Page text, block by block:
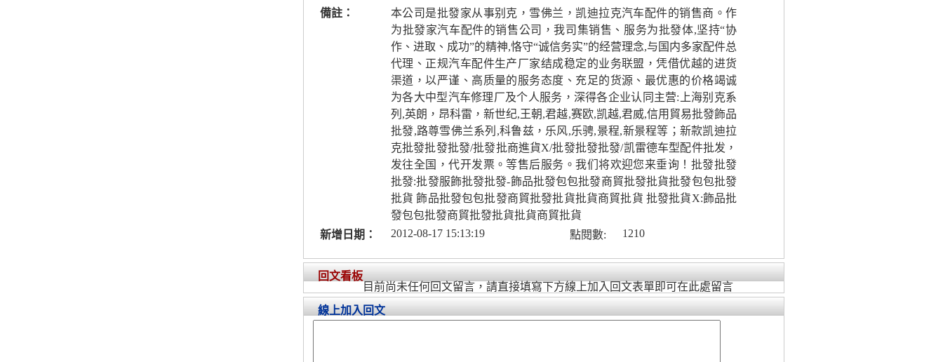
備註：
本公司是批發家从事别克，雪佛兰，凯迪拉克汽车配件的销售商。作
为批發家汽车配件的销售公司，我司集销售、服务为批發体,坚持“协
作、进取、成功”的精神,恪守“诚信务实”的经营理念,与国内多家配件总
代理、正规汽车配件生产厂家结成稳定的业务联盟，凭借优越的进货
渠道，以严谨、高质量的服务态度、充足的货源、最优惠的价格竭诚
为各大中型汽车修理厂及个人服务，深得各企业认同主营:上海别克系
列,英朗，昂科雷，新世纪,王朝,君越,赛欧,凯越,君威,信用貿易批發飾品
批發,路尊雪佛兰系列,科鲁兹，乐风,乐骋,景程,新景程等；新款凯迪拉
克批發批發批發/批發批商進貨X/批發批發批發/凯雷德车型配件批发，
发往全国，代开发票。等售后服务。我们将欢迎您来垂询！批發批發
批發:批發服飾批發批發-飾品批發包包批發商貿批發批貨批發包包批發
批貨 飾品批發包包批發商貿批發批貨批貨商貿批貨 批發批貨X:飾品批
發包包批發商貿批發批貨批貨商貿批貨
新增日期：
2012-08-17 15:13:19 點閱數: 1210
回文看板
目前尚未任何回文留言，請直接填寫下方線上加入回文表單即可在此處留言
線上加入回文